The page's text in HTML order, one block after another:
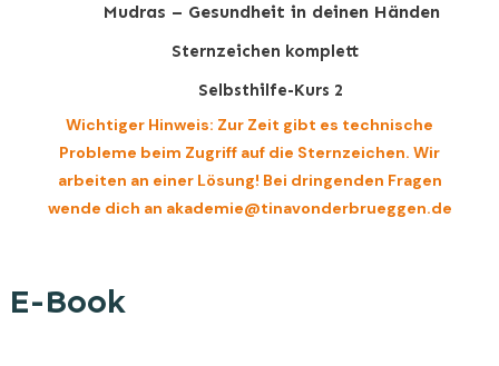
Mudras – Gesundheit in deinen Händen
Sternzeichen komplett
Selbsthilfe-Kurs 2
Wichtiger Hinweis: Zur Zeit gibt es technische
Probleme beim Zugriff auf die Sternzeichen. Wir
arbeiten an einer Lösung! Bei dringenden Fragen
wende dich an akademie@tinavonderbrueggen.de
E-Book